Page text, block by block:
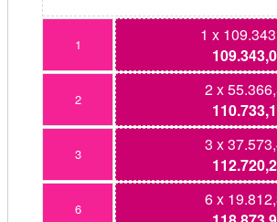
1
1 x
2
2 x
3
3 x
6
6 x